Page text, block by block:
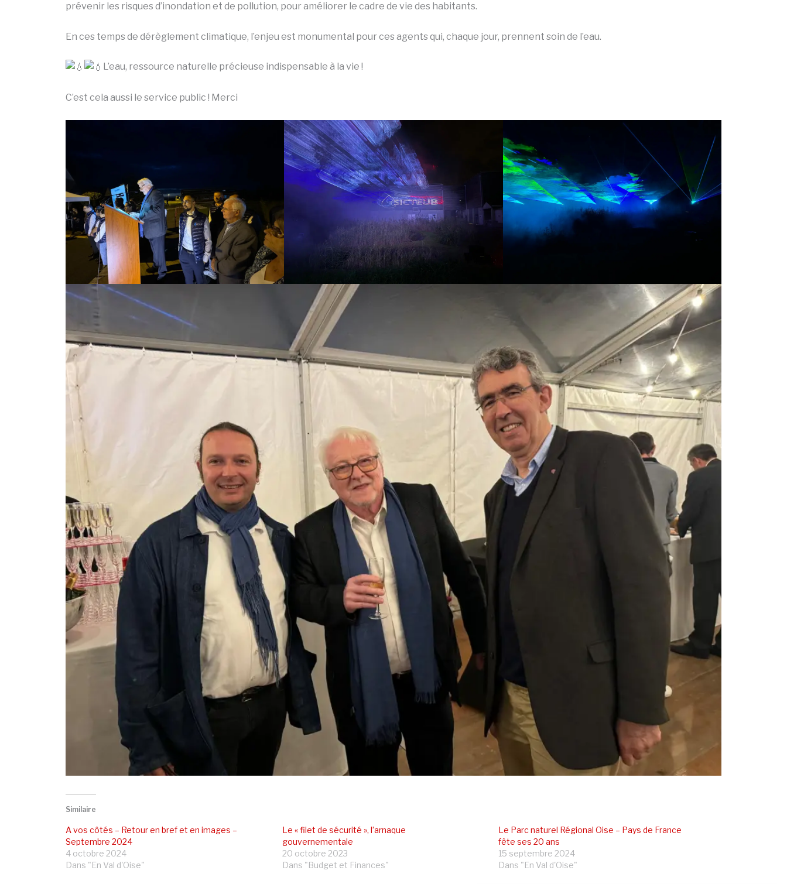
prévenir les risques d’inondation et de pollution, pour améliorer le cadre de vie des habitants.
En ces temps de dérèglement climatique, l’enjeu est monumental pour ces agents qui, chaque jour, prennent soin de l’eau.
L’eau, ressource naturelle précieuse indispensable à la vie !
C’est cela aussi le service public ! Merci
Similaire
A vos côtés – Retour en bref et en images –
Septembre 2024
4 octobre 2024
Dans "En Val d'Oise"
Le « filet de sécurité », l’arnaque
gouvernementale
20 octobre 2023
Dans "Budget et Finances"
Le Parc naturel Régional Oise – Pays de France
fête ses 20 ans
15 septembre 2024
Dans "En Val d'Oise"